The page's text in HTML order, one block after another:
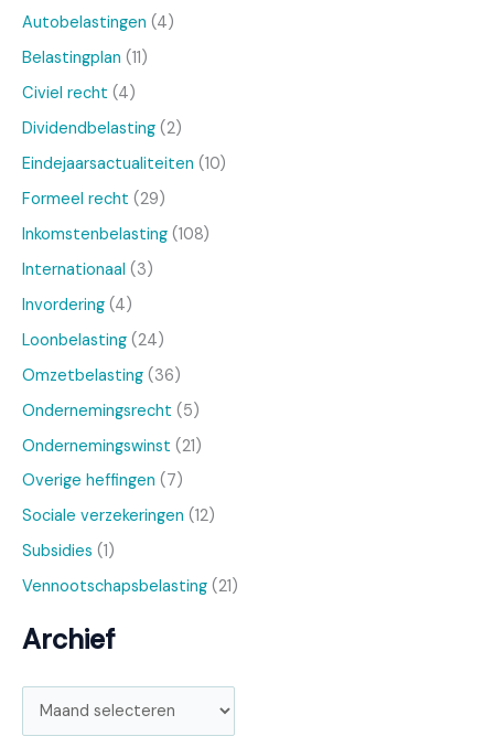
Autobelastingen (4)
Belastingplan (11)
Civiel recht (4)
Dividendbelasting (2)
Eindejaarsactualiteiten (10)
Formeel recht (29)
Inkomstenbelasting (108)
Internationaal (3)
Invordering (4)
Loonbelasting (24)
Omzetbelasting (36)
Ondernemingsrecht (5)
Ondernemingswinst (21)
Overige heffingen (7)
Sociale verzekeringen (12)
Subsidies (1)
Vennootschapsbelasting (21)
Archief